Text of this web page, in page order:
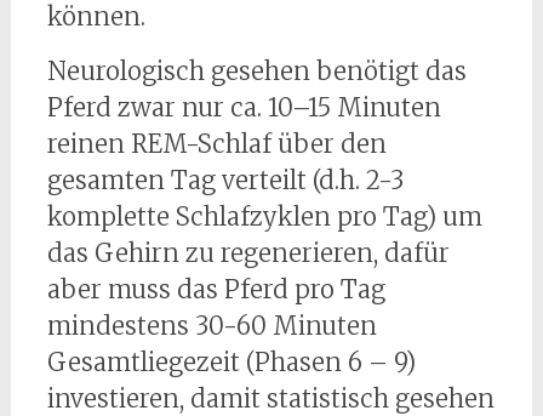
können.
Neurologisch gesehen benötigt das
Pferd zwar nur ca. 10–15 Minuten
reinen REM-Schlaf über den
gesamten Tag verteilt (d.h. 2-3
komplette Schlafzyklen pro Tag) um
das Gehirn zu regenerieren, dafür
aber muss das Pferd pro Tag
mindestens 30-60 Minuten
Gesamtliegezeit (Phasen 6 – 9)
investieren, damit statistisch gesehen